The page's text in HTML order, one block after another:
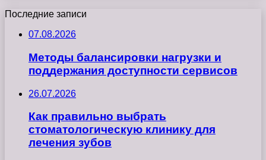
Последние записи
07.08.2026
Методы балансировки нагрузки и
поддержания доступности сервисов
26.07.2026
Как правильно выбрать
стоматологическую клинику для
лечения зубов